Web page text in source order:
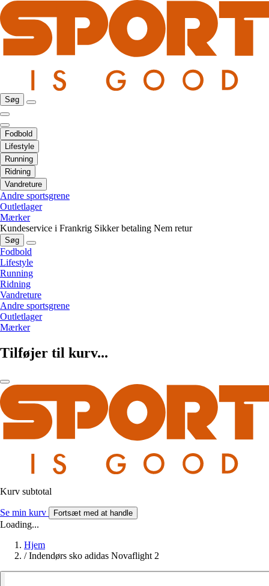
Søg
Fodbold
Lifestyle
Running
Ridning
Vandreture
Andre sportsgrene
Outletlager
Mærker
Kundeservice i Frankrig Sikker betaling Nem retur
Søg
Fodbold
Lifestyle
Running
Ridning
Vandreture
Andre sportsgrene
Outletlager
Mærker
Tilføjer til kurv...
Kurv subtotal
Se min kurv Fortsæt med at handle
Loading...
Hjem
/ Indendørs sko adidas Novaflight 2